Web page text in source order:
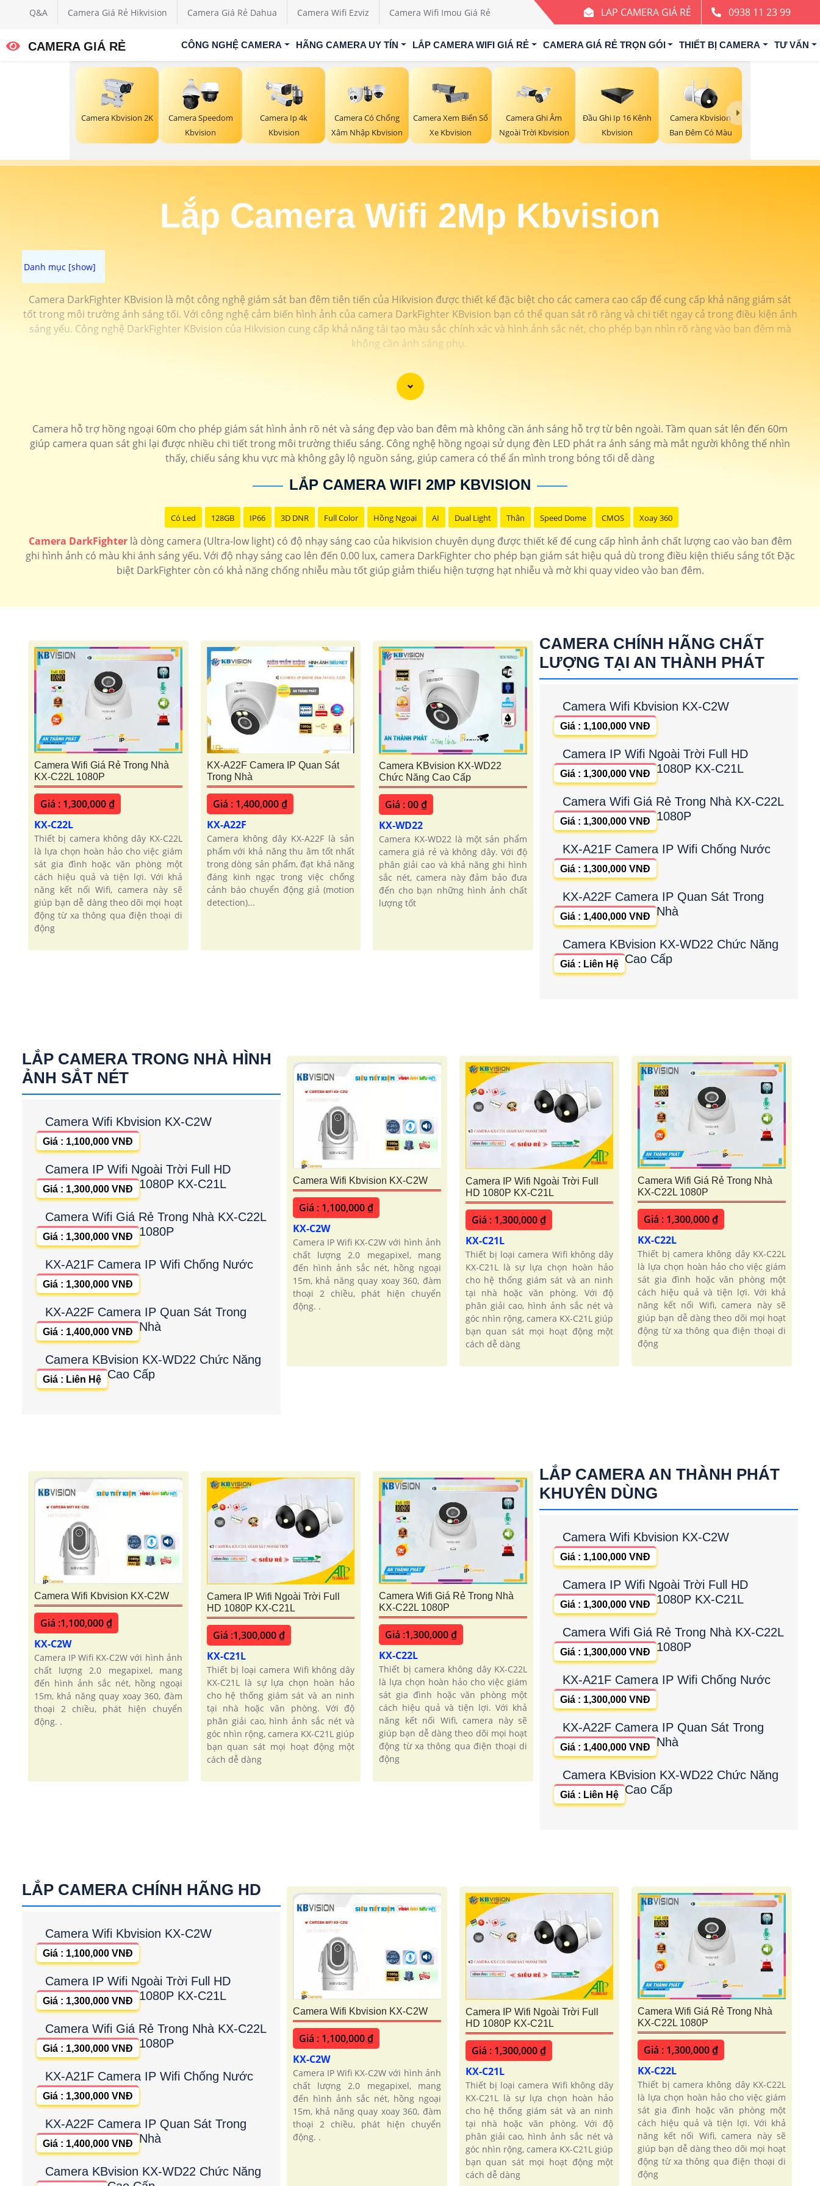
Q&A Camera Giá Rẻ Hikvision Camera Giá Rẻ Dahua Camera Wifi Ezviz Camera Wifi Imou Giá Rẻ LAP CAMERA GIÁ RẺ 0938 11 23 99
CAMERA GIÁ RẺ CÔNG NGHỆ CAMERA HÃNG CAMERA UY TÍN LẮP CAMERA WIFI GIÁ RẺ CAMERA GIÁ RẺ TRỌN GÓI THIẾT BỊ CAMERA TƯ VẤN
Camera Kbvision 2K
Camera Speedom
Kbvision
Camera Ip 4k
Kbvision
Camera Có Chống
Xâm Nhập Kbvision
Camera Xem Biển Số
Xe Kbvision
Camera Ghi Âm
Ngoài Trời Kbvision
Đầu Ghi Ip 16 Kênh
Kbvision
Camera Kbvision
Ban Đêm Có Màu
Lắp Camera Wifi 2Mp Kbvision
Camera DarkFighter KBvision là một công nghệ giám sát ban đêm tiên tiến của Hikvision được thiết kế đặc biệt cho các camera cao cấp để cung cấp khả năng giám sát
tốt trong môi trường ánh sáng tối. Với công nghệ cảm biến hình ảnh của camera DarkFighter KBvision bạn có thể quan sát rõ ràng và chi tiết ngay cả trong điều kiện ánh
sáng yếu. Công nghệ DarkFighter KBvision của Hikvision cung cấp khả năng tái tạo màu sắc chính xác và hình ảnh sắc nét, cho phép bạn nhìn rõ ràng vào ban đêm mà
không cần ánh sáng phụ.
Camera hỗ trợ hồng ngoại 60m cho phép giám sát hình ảnh rõ nét và sáng đẹp vào ban đêm mà không cần ánh sáng hỗ trợ từ bên ngoài. Tầm quan sát lên đến 60m
giúp camera quan sát ghi lại được nhiều chi tiết trong môi trường thiếu sáng. Công nghệ hồng ngoại sử dụng đèn LED phát ra ánh sáng mà mắt người không thể nhìn
thấy, chiếu sáng khu vực mà không gây lộ nguồn sáng, giúp camera có thể ẩn mình trong bóng tối dễ dàng
LẮP CAMERA WIFI 2MP KBVISION
Có Led 128GB IP66 3D DNR Full Color Hồng Ngoại AI Dual Light Thân Speed Dome CMOS Xoay 360
Camera DarkFighterlà dòng camera (Ultra-low light) có độ nhạy sáng cao của hikvision chuyên dụng được thiết kế để cung cấp hình ảnh chất lượng cao vào ban đêm
ghi hình ảnh có màu khi ánh sáng yếu. Với độ nhạy sáng cao lên đến 0.00 lux, camera DarkFighter cho phép bạn giám sát hiệu quả dù trong điều kiện thiếu sáng tốt Đặc
biệt DarkFighter còn có khả năng chống nhiễu màu tốt giúp giảm thiểu hiện tượng hạt nhiễu và mờ khi quay video vào ban đêm.
Camera Wifi Giá Rẻ Trong Nhà
KX-C22L 1080P
Giá : 1,300,000 ₫
KX-C22L
Thiết bị camera không dây KX-C22L
là lựa chọn hoàn hảo cho việc giám
sát gia đình hoặc văn phòng một
cách hiệu quả và tiện lợi. Với khả
năng kết nối Wifi, camera này sẽ
giúp bạn dễ dàng theo dõi mọi hoạt
động từ xa thông qua điện thoại di
động
KX-A22F Camera IP Quan Sát
Trong Nhà
Giá : 1,400,000 ₫
KX-A22F
Camera không dây KX-A22F là sản
phẩm với khả năng thu âm tốt nhất
trong dòng sản phẩm, đạt khả năng
đáng kinh ngạc trong việc chống
cảnh báo chuyển động giả (motion
detection)...
Camera KBvision KX-WD22
Chức Năng Cao Cấp
Giá : 00 ₫
KX-WD22
Camera KX-WD22 là một sản phẩm
camera giá rẻ và không dây. Với độ
phân giải cao và khả năng ghi hình
sắc nét, camera này đảm bảo đưa
đến cho bạn những hình ảnh chất
lượng tốt
CAMERA CHÍNH HÃNG CHẤT
LƯỢNG TẠI AN THÀNH PHÁT
Camera Wifi Kbvision KX-C2W
Giá : 1,100,000 VNĐ
Camera IP Wifi Ngoài Trời Full HD
1080P KX-C21L
Giá : 1,300,000 VNĐ
Camera Wifi Giá Rẻ Trong Nhà KX-C22L
1080P
Giá : 1,300,000 VNĐ
KX-A21F Camera IP Wifi Chống Nước
Giá : 1,300,000 VNĐ
KX-A22F Camera IP Quan Sát Trong
Nhà
Giá : 1,400,000 VNĐ
Camera KBvision KX-WD22 Chức Năng
Cao Cấp
Giá : Liên Hệ
LẮP CAMERA TRONG NHÀ HÌNH
ẢNH SẮT NÉT
Camera Wifi Kbvision KX-C2W
Giá : 1,100,000 VNĐ
Camera IP Wifi Ngoài Trời Full HD
1080P KX-C21L
Giá : 1,300,000 VNĐ
Camera Wifi Giá Rẻ Trong Nhà KX-C22L
1080P
Giá : 1,300,000 VNĐ
KX-A21F Camera IP Wifi Chống Nước
Giá : 1,300,000 VNĐ
KX-A22F Camera IP Quan Sát Trong
Nhà
Giá : 1,400,000 VNĐ
Camera KBvision KX-WD22 Chức Năng
Cao Cấp
Giá : Liên Hệ
Camera Wifi Kbvision KX-C2W
Giá : 1,100,000 ₫
KX-C2W
Camera IP Wifi KX-C2W với hình ảnh
chất lượng 2.0 megapixel, mang
đến hình ảnh sắc nét, hồng ngoại
15m, khả năng quay xoay 360, đàm
thoại 2 chiều, phát hiện chuyển
động. .
Camera IP Wifi Ngoài Trời Full
HD 1080P KX-C21L
Giá : 1,300,000 ₫
KX-C21L
Thiết bị loại camera Wifi không dây
KX-C21L là sự lựa chọn hoàn hảo
cho hệ thống giám sát và an ninh
tại nhà hoặc văn phòng. Với độ
phân giải cao, hình ảnh sắc nét và
góc nhìn rộng, camera KX-C21L giúp
bạn quan sát mọi hoạt động một
cách dễ dàng
Camera Wifi Giá Rẻ Trong Nhà
KX-C22L 1080P
Giá : 1,300,000 ₫
KX-C22L
Thiết bị camera không dây KX-C22L
là lựa chọn hoàn hảo cho việc giám
sát gia đình hoặc văn phòng một
cách hiệu quả và tiện lợi. Với khả
năng kết nối Wifi, camera này sẽ
giúp bạn dễ dàng theo dõi mọi hoạt
động từ xa thông qua điện thoại di
động
Camera Wifi Kbvision KX-C2W
Giá :1,100,000 ₫
KX-C2W
Camera IP Wifi KX-C2W với hình ảnh
chất lượng 2.0 megapixel, mang
đến hình ảnh sắc nét, hồng ngoại
15m, khả năng quay xoay 360, đàm
thoại 2 chiều, phát hiện chuyển
động. .
Camera IP Wifi Ngoài Trời Full
HD 1080P KX-C21L
Giá :1,300,000 ₫
KX-C21L
Thiết bị loại camera Wifi không dây
KX-C21L là sự lựa chọn hoàn hảo
cho hệ thống giám sát và an ninh
tại nhà hoặc văn phòng. Với độ
phân giải cao, hình ảnh sắc nét và
góc nhìn rộng, camera KX-C21L giúp
bạn quan sát mọi hoạt động một
cách dễ dàng
Camera Wifi Giá Rẻ Trong Nhà
KX-C22L 1080P
Giá :1,300,000 ₫
KX-C22L
Thiết bị camera không dây KX-C22L
là lựa chọn hoàn hảo cho việc giám
sát gia đình hoặc văn phòng một
cách hiệu quả và tiện lợi. Với khả
năng kết nối Wifi, camera này sẽ
giúp bạn dễ dàng theo dõi mọi hoạt
động từ xa thông qua điện thoại di
động
LẮP CAMERA AN THÀNH PHÁT
KHUYÊN DÙNG
Camera Wifi Kbvision KX-C2W
Giá : 1,100,000 VNĐ
Camera IP Wifi Ngoài Trời Full HD
1080P KX-C21L
Giá : 1,300,000 VNĐ
Camera Wifi Giá Rẻ Trong Nhà KX-C22L
1080P
Giá : 1,300,000 VNĐ
KX-A21F Camera IP Wifi Chống Nước
Giá : 1,300,000 VNĐ
KX-A22F Camera IP Quan Sát Trong
Nhà
Giá : 1,400,000 VNĐ
Camera KBvision KX-WD22 Chức Năng
Cao Cấp
Giá : Liên Hệ
LẮP CAMERA CHÍNH HÃNG HD
Camera Wifi Kbvision KX-C2W
Giá : 1,100,000 VNĐ
Camera IP Wifi Ngoài Trời Full HD
1080P KX-C21L
Giá : 1,300,000 VNĐ
Camera Wifi Giá Rẻ Trong Nhà KX-C22L
1080P
Giá : 1,300,000 VNĐ
KX-A21F Camera IP Wifi Chống Nước
Giá : 1,300,000 VNĐ
KX-A22F Camera IP Quan Sát Trong
Nhà
Giá : 1,400,000 VNĐ
Camera KBvision KX-WD22 Chức Năng
Camera Wifi Kbvision KX-C2W
Giá : 1,100,000 ₫
KX-C2W
Camera IP Wifi KX-C2W với hình ảnh
chất lượng 2.0 megapixel, mang
đến hình ảnh sắc nét, hồng ngoại
15m, khả năng quay xoay 360, đàm
thoại 2 chiều, phát hiện chuyển
động. .
Camera IP Wifi Ngoài Trời Full
HD 1080P KX-C21L
Giá : 1,300,000 ₫
KX-C21L
Thiết bị loại camera Wifi không dây
KX-C21L là sự lựa chọn hoàn hảo
cho hệ thống giám sát và an ninh
tại nhà hoặc văn phòng. Với độ
phân giải cao, hình ảnh sắc nét và
góc nhìn rộng, camera KX-C21L giúp
bạn quan sát mọi hoạt động một
cách dễ dàng
Camera Wifi Giá Rẻ Trong Nhà
KX-C22L 1080P
Giá : 1,300,000 ₫
KX-C22L
Thiết bị camera không dây KX-C22L
là lựa chọn hoàn hảo cho việc giám
sát gia đình hoặc văn phòng một
cách hiệu quả và tiện lợi. Với khả
năng kết nối Wifi, camera này sẽ
giúp bạn dễ dàng theo dõi mọi hoạt
động từ xa thông qua điện thoại di
động